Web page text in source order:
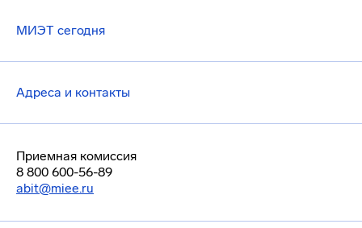
МИЭТ сегодня
Адреса и контакты
Приемная комиссия
8 800 600-56-89
abit@miee.ru